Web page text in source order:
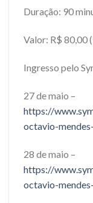
Duração: 90
Valor: R$ 80,00
Ingresso pelo
27 de maio –
https://
octavio-
28 de maio –
https://
octavio-